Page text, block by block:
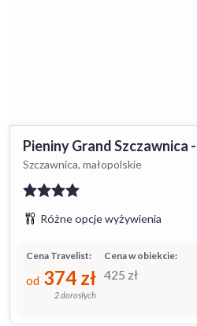
Pieniny Grand
Szczawnica, małopolskie
Różne opcje wyżywienia
Cena w obiekcie:
425 zł
Cena Travelist:
od 374 zł
2 dorosłych